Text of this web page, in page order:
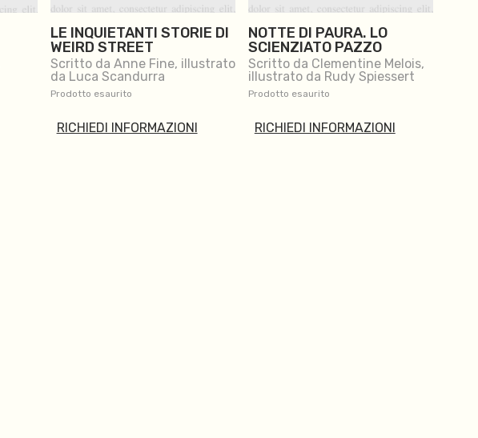
LE INQUIETANTI STORIE DI
WEIRD STREET
Scritto da Anne Fine, illustrato
da Luca Scandurra
Prodotto esaurito
RICHIEDI INFORMAZIONI
NOTTE DI PAURA. LO
SCIENZIATO PAZZO
Scritto da Clementine Melois,
illustrato da Rudy Spiessert
Prodotto esaurito
RICHIEDI INFORMAZIONI